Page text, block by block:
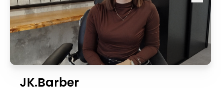
JK.Barber